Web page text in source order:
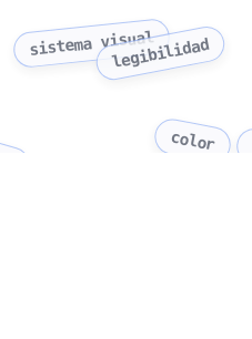
sistema visuallegibilidad
color